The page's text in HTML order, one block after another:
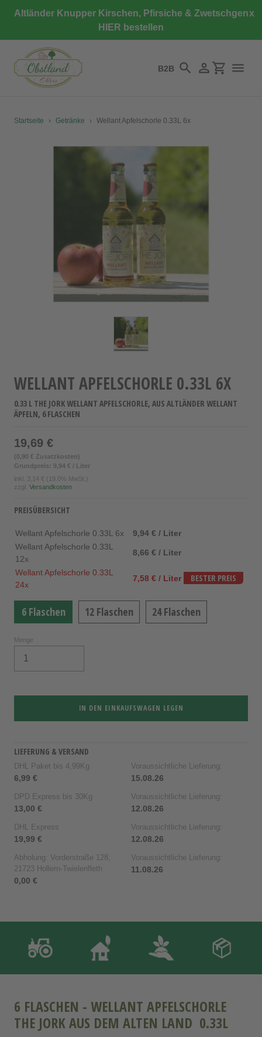
zumAltländer Knupper Kirschen, Pfirsiche & Zwetschgen
HIER bestellen
x
B2B SuchenEinloggen
Startseite › Getränke › Wellant Apfelschorle 0.33L 6x
WELLANT APFELSCHORLE 0.33L 6X
0.33 L THE JORK WELLANT APFELSCHORLE, AUS ALTLÄNDER WELLANT
ÄPFELN, 6 FLASCHEN
19,69 €
(0,90 € Zusatzkosten)
Grundpreis: 9,94 € / Liter
inkl. 3,14 € (19.0% MwSt.)
zzgl. Versandkosten
PREISÜBERSICHT
Wellant Apfelschorle 0.33L 6x
9,94 € / Liter
Wellant Apfelschorle 0.33L
12x
8,66 € / Liter
Wellant Apfelschorle 0.33L
24x
7,58 € / Liter BESTER PREIS
6 Flaschen 12 Flaschen 24 Flaschen
Menge
IN DEN EINKAUFSWAGEN LEGEN
LIEFERUNG & VERSAND
DHL Paket bis 4,99Kg
6,99 €
Voraussichtliche Lieferung:
15.08.26
DPD Express bis 30Kg
13,00 €
Voraussichtliche Lieferung:
12.08.26
DHL Express
19,99 €
Voraussichtliche Lieferung:
12.08.26
Abholung: Vorderstraße 128,
21723 Hollern-Twielenfleth
0,00 €
Voraussichtliche Lieferung:
11.08.26
6 FLASCHEN - WELLANT APFELSCHORLE
THE JORK AUS DEM ALTEN LAND 0.33L